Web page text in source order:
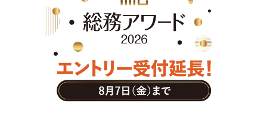
FM・オフィス移転
CSR・SDGs
テクノロジー活用・DX
助成金・補助金・コスト削減
アウトソーシング・BPO
調査・レポート